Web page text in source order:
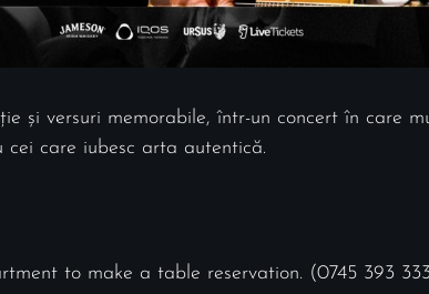
și versuri memorabile, într-un concert în care
care iubesc arta autentică.
to make a table reservation. (0745 393